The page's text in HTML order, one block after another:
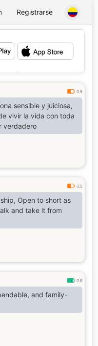
Registrarse
0.5
sensible y juiciosa,
vivir la vida con toda
verdadero
0.5
Open to short as
and take it from
0.8
and family-